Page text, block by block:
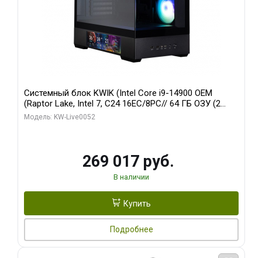
Системный блок KWIK (Intel Core i9-14900 OEM
(Raptor Lake, Intel 7, C24 16EC/8PC// 64 ГБ ОЗУ (2
модуля)/ Palit RTX5080 GAMINGPRO OC 16GB GDDR7
Модель: KW-Live0052
269 017 руб.
В наличии
Купить
Подробнее